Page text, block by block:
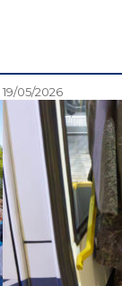
19/05/2026